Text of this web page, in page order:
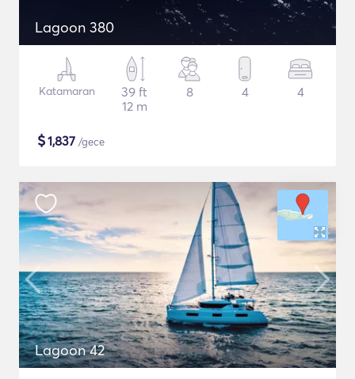
Lagoon 380
Katamaran
39 ft
12 m
8 4 4
$1,837 /gece
Lagoon 42